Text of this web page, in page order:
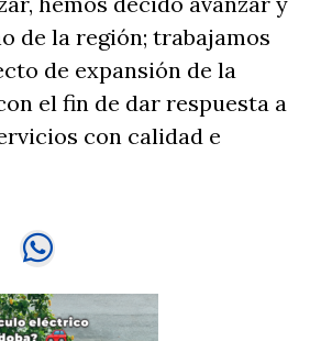
de la región; trabajamos
de expansión de la
el fin de dar respuesta a
con calidad e